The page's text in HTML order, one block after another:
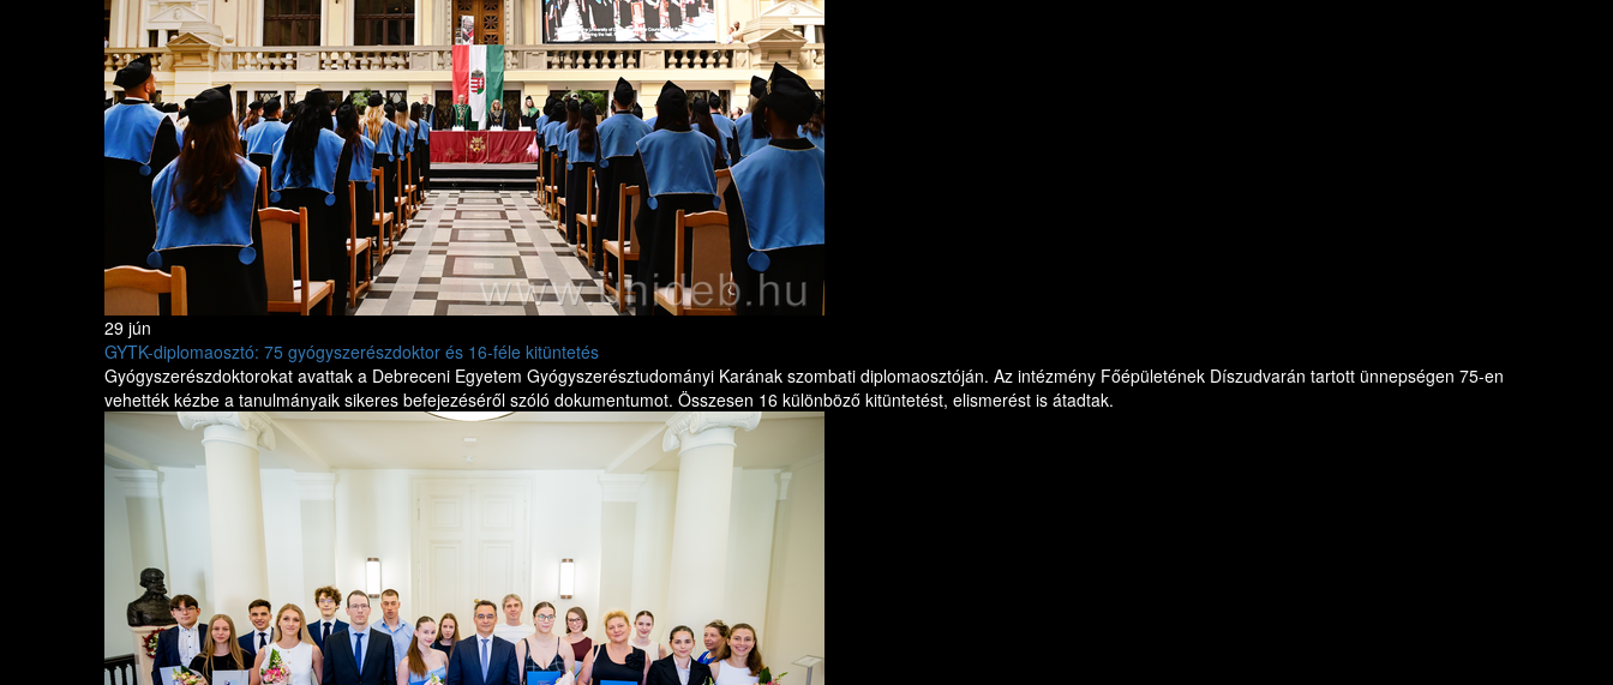
29 jún
GYTK-diplomaosztó: 75 gyógyszerészdoktor és 16-féle kitüntetés
Gyógyszerészdoktorokat avattak a Debreceni Egyetem Gyógyszerésztudományi Karának szombati diplomaosztóján. Az intézmény Főépületének Díszudvarán tartott ünnepségen 75-en
vehették kézbe a tanulmányaik sikeres befejezéséről szóló dokumentumot. Összesen 16 különböző kitüntetést, elismerést is átadtak.